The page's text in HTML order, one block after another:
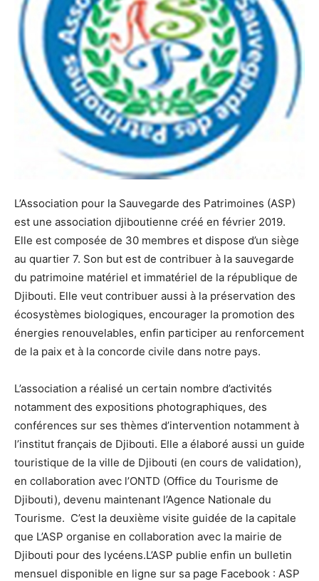
L’Association pour la Sauvegarde des Patrimoines (ASP)
est une association djiboutienne créé en février 2019.
Elle est composée de 30 membres et dispose d’un siège
au quartier 7. Son but est de contribuer à la sauvegarde
du patrimoine matériel et immatériel de la république de
Djibouti. Elle veut contribuer aussi à la préservation des
écosystèmes biologiques, encourager la promotion des
énergies renouvelables, enfin participer au renforcement
de la paix et à la concorde civile dans notre pays.
L’association a réalisé un certain nombre d’activités
notamment des expositions photographiques, des
conférences sur ses thèmes d’intervention notamment à
l’institut français de Djibouti. Elle a élaboré aussi un guide
touristique de la ville de Djibouti (en cours de validation),
en collaboration avec l’ONTD (Office du Tourisme de
Djibouti), devenu maintenant l’Agence Nationale du
Tourisme. C’est la deuxième visite guidée de la capitale
que L’ASP organise en collaboration avec la mairie de
Djibouti pour des lycéens.L’ASP publie enfin un bulletin
mensuel disponible en ligne sur sa page Facebook : ASP